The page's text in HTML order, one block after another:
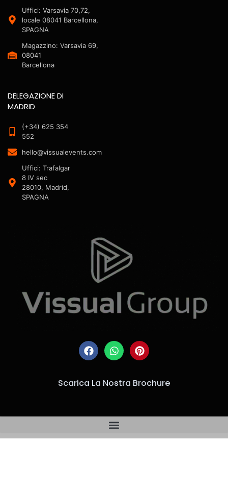
Uffici: Varsavia 70,72,
locale 08041 Barcellona,
SPAGNA
Magazzino: Varsavia 69,
08041
Barcellona
DELEGAZIONE DI
MADRID
(+34) 625 354
552
hello@vissualevents.com
Uffici: Trafalgar
8 IV sec
28010, Madrid,
SPAGNA
Scarica La Nostra Brochure